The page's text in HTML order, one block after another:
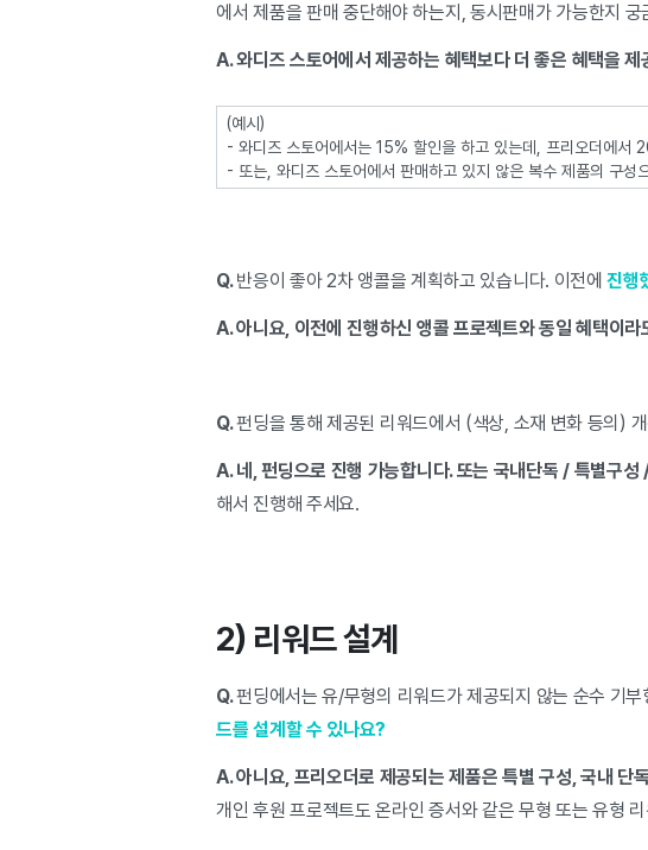
에서 제품을 판매 중단해야 하는지, 동시판매가 가능한지 궁
A. 와디즈 스토어에서 제공하는 혜택보다 더 좋은 혜택을
(예시)
- 와디즈 스토어에서는 15% 할인을 하고 있는데, 프리오더에서
- 또는, 와디즈 스토어에서 판매하고 있지 않은 복수 제품의 구성
Q.반응이 좋아 2차 앵콜을 계획하고 있습니다. 이전에진행
A. 아니요, 이전에 진행하신 앵콜 프로젝트와 동일 혜택이
Q.펀딩을 통해 제공된 리워드에서 (색상, 소재 변화 등의)
A. 네, 펀딩으로 진행 가능합니다. 또는 국내단독 / 특별구
해서 진행해 주세요.
2) 리워드 설계
Q.펀딩에서는 유/무형의 리워드가 제공되지 않는 순수 기
드를 설계할 수 있나요?
A. 아니요, 프리오더로 제공되는 제품은 특별 구성, 국내 단
개인 후원 프로젝트도 온라인 증서와 같은 무형 또는 유형